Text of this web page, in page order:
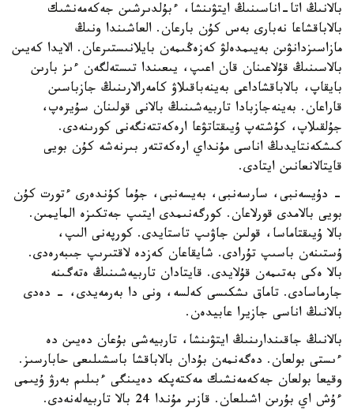
بالانىڭ اتا-اناسىنىڭ ايتۋىنشا، ءبۇلدىرشىن جەكەمەنشىك
بالاباقشاعا نەبارى بەس كۇن بارعان. العاشىندا ونىڭ
مازاسىزدانۋىن بەيىمدەلۋ كەزەڭىمەن بايلانىستىرعان. الايدا كەيىن
بالاسىنىڭ قۇلاعىنان قان اعىپ، يىعىندا تىستەلگەن ءىز بارىن
بايقاپ، بالاباقشاداعى بەينەباقىلاۋ كامەرالارىنىڭ جازباسىن
قاراعان. بەينەجازبادا تاربيەشىنىڭ بالانى قولىنان سۇيرەپ،
جۇلقىلاپ، كۇشتەپ ۇيىقتاتۋعا ارەكەتتەنگەنى كورىنەدى.
كىشكەنتايدىڭ اناسى مۇنداي ارەكەتتەر بىرنەشە كۇن بويى
قايتالانعانىن ايتادى.
- دۇيسەنبى، سارسەنبى، بەيسەنبى، جۇما كۇندەرى ءتورت كۇن
بويى بالامدى قورلاعان. كورگەنىمدى ايتىپ جەتكىزە المايمىن.
بالا ۇيىقتاماسا، قولىن جاۋىپ تاستايدى. كورپەنى الىپ،
ۇستىنەن باسىپ تۇرادى. شايقاعان كەزدە لاقتىرىپ جىبەرەدى.
بالا ەكى بەتىمەن قۇلايدى. قايتادان تاربيەشىنىڭ ەتەگىنە
جارماسادى. تاماق ىشكىسى كەلسە، ونى دا بەرمەيدى، - دەدى
بالانىڭ اناسى جازيرا عابيدەن.
بالانىڭ جاقىندارىنىڭ ايتۋىنشا، تاربيەشى بۇعان دەيىن دە
ءىستى بولعان. دەگەنمەن بۇدان بالاباقشا باسشىلىعى حابارسىز.
وقيعا بولعان جەكەمەنشىك مەكتەپكە دەيىنگى ءبىلىم بەرۋ ۇيىمى
ءۇش اي بۇرىن اشىلعان. قازىر مۇندا 24 بالا تاربيەلەنەدى.